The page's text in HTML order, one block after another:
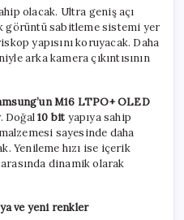
olacak. Ultra geniş açı
görüntü sabitleme sistemi yer
yapısını koruyacak. Daha
arka kamera çıkıntısının
M16 LTPO+ OLED
Doğal10 bit yapıya sahip
sayesinde daha
Yenileme hızı ise içerik
dinamik olarak
ve yeni renkler